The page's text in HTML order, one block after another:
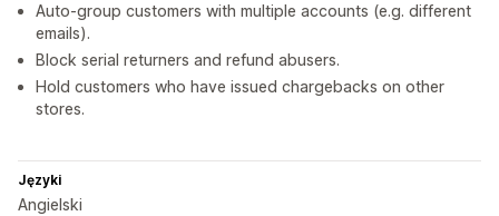
Auto-group customers with multiple accounts (e.g. different
emails).
Block serial returners and refund abusers.
Hold customers who have issued chargebacks on other
stores.
Języki
Angielski